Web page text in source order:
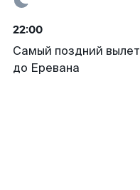
22:00
Самый поздний вылет
до Еревана